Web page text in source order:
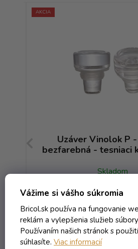
Vážime si vášho súkromia
Bricol.sk používa na fungovanie
reklám a vylepšenia služieb
Používaním našich stránok s
súhlasíte. Viac informacií
AKCIA
Uzáver Vinolok P
bezfarebná - tesniaci
Skladom
0,46 €/ ks
0,52 € (-